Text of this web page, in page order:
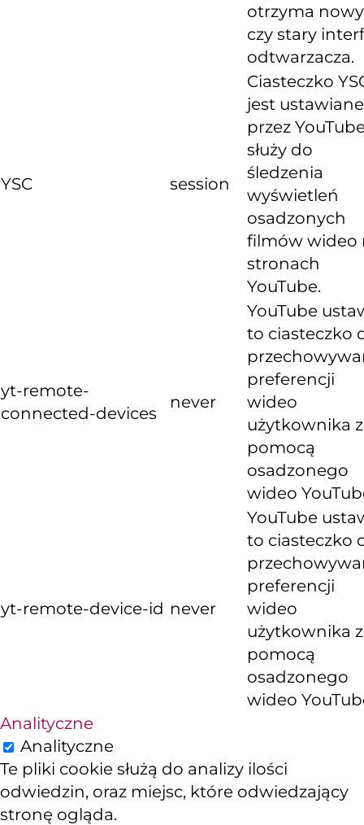
otrzyma
czy stary
odtwarzacza.
YSC session
Ciasteczko
jest ustawiane
przez
służy do
śledzenia
wyświetleń
osadzonych
filmów wideo
stronach
YouTube.
yt-remote-
connected-devices
never
YouTube
to ciasteczko
preferencji
wideo
użytkownika
pomocą
osadzonego
wideo
yt-remote-device-id never
YouTube
to ciasteczko
preferencji
wideo
użytkownika
pomocą
osadzonego
wideo
Analityczne
Analityczne
Te pliki cookie służą do analizy ilości
odwiedzin, oraz miejsc, które odwiedzający
stronę ogląda.